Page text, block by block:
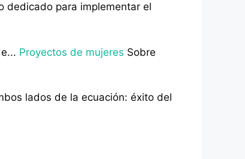
dedicado para implementar el
Proyectos de mujeres Sobre
lados de la ecuación: éxito del